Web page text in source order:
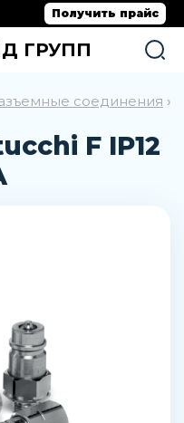
Получить прайс
ГРУПП
соединения »
F IP12